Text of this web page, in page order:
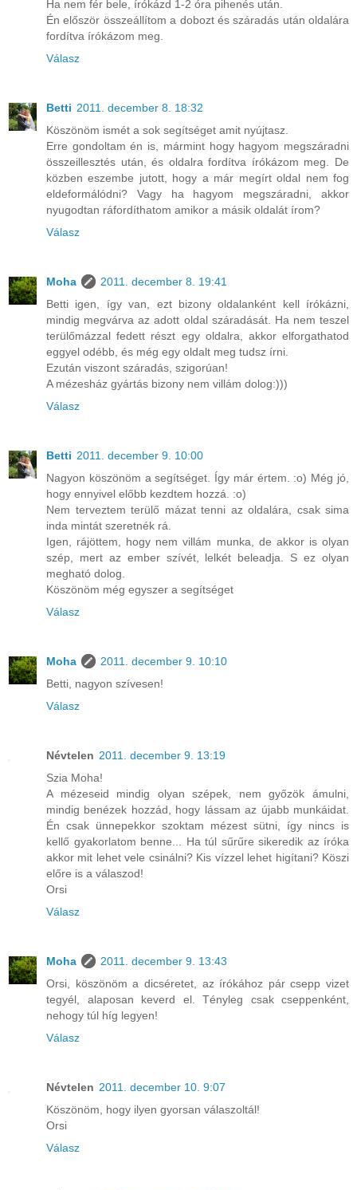
Ha nem fér bele, írókázd 1-2 óra pihenés után.
Én először összeállítom a dobozt és száradás után oldalára
fordítva írókázom meg.
Válasz
Betti 2011. december 8. 18:32
Köszönöm ismét a sok segítséget amit nyújtasz.
Erre gondoltam én is, mármint hogy hagyom megszáradni
összeillesztés után, és oldalra fordítva írókázom meg. De
közben eszembe jutott, hogy a már megírt oldal nem fog
eldeformálódni? Vagy ha hagyom megszáradni, akkor
nyugodtan ráfordíthatom amikor a másik oldalát írom?
Válasz
Moha
2011. december 8. 19:41
Betti igen, így van, ezt bizony oldalanként kell írókázni,
mindig megvárva az adott oldal száradását. Ha nem teszel
terülőmázzal fedett részt egy oldalra, akkor elforgathatod
eggyel odébb, és még egy oldalt meg tudsz írni.
Ezután viszont száradás, szigorúan!
A mézesház gyártás bizony nem villám dolog:)))
Válasz
Betti 2011. december 9. 10:00
Nagyon köszönöm a segítséget. Így már értem. :o) Még jó,
hogy ennyivel előbb kezdtem hozzá. :o)
Nem terveztem terülő mázat tenni az oldalára, csak sima
inda mintát szeretnék rá.
Igen, rájöttem, hogy nem villám munka, de akkor is olyan
szép, mert az ember szívét, lelkét beleadja. S ez olyan
megható dolog.
Köszönöm még egyszer a segítséget
Válasz
Moha
2011. december 9. 10:10
Betti, nagyon szívesen!
Válasz
Névtelen 2011. december 9. 13:19
Szia Moha!
A mézeseid mindig olyan szépek, nem győzök ámulni,
mindig benézek hozzád, hogy lássam az újabb munkáidat.
Én csak ünnepekkor szoktam mézest sütni, így nincs is
kellő gyakorlatom benne... Ha túl sűrűre sikeredik az íróka
akkor mit lehet vele csinálni? Kis vízzel lehet higítani? Köszi
előre is a válaszod!
Orsi
Válasz
Moha
2011. december 9. 13:43
Orsi, köszönöm a dicséretet, az írókához pár csepp vizet
tegyél, alaposan keverd el. Tényleg csak cseppenként,
nehogy túl híg legyen!
Válasz
Névtelen 2011. december 10. 9:07
Köszönöm, hogy ilyen gyorsan válaszoltál!
Orsi
Válasz